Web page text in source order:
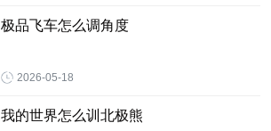
极品飞车怎么调角度
2026-05-18
我的世界怎么训北极熊